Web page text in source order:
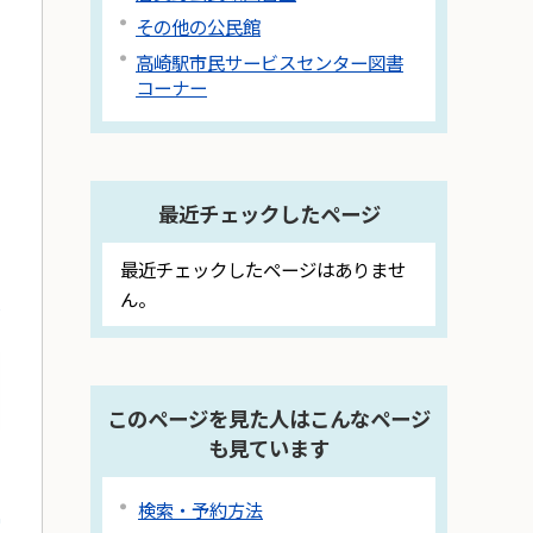
その他の公民館
高崎駅市民サービスセンター図書
コーナー
最近チェックしたページ
最近チェックしたページはありませ
ん。
このページを見た人はこんなページ
も見ています
検索・予約方法